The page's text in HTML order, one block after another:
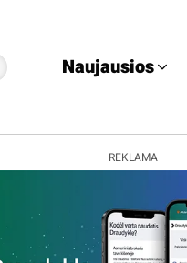
Naujausios
REKLAMA